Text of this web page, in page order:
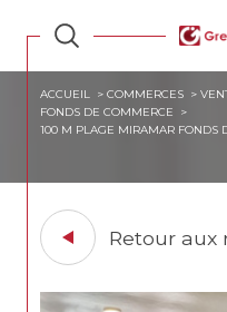
ACCUEIL COMMERCES
FONDS DE COMMERCE
100 M PLAGE MIRAMAR FONDS
Retour aux